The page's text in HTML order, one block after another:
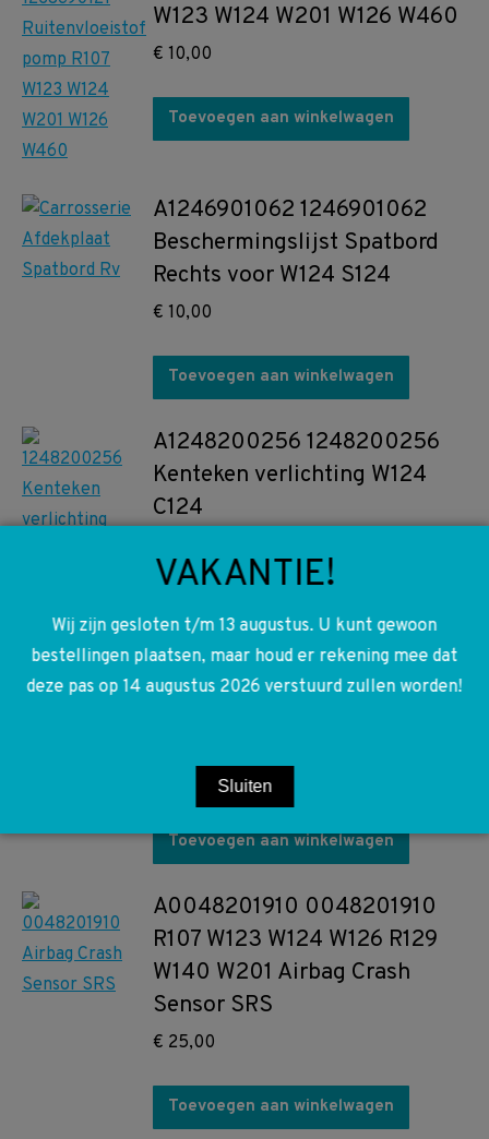
W123 W124 W201 W126 W460
€ 10,00
Toevoegen aan winkelwagen
A1246901062 1246901062
Beschermingslijst Spatbord
Rechts voor W124 S124
€ 10,00
Toevoegen aan winkelwagen
A1248200256 1248200256
Kenteken verlichting W124
C124
A2012670905 2012670905
Toevoegen aan winkelwagen
A0048201910 0048201910
R107 W123 W124 W126 R129
W140 W201 Airbag Crash
Sensor SRS
€ 25,00
Toevoegen aan winkelwagen
VAKANTIE!
Wij zijn gesloten t/m 13 augustus. U kunt gewoon
bestellingen plaatsen, maar houd er rekening mee dat
deze pas op 14 augustus 2026 verstuurd zullen worden!
Sluiten